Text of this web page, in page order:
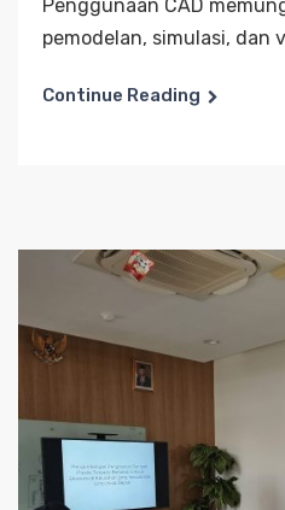
Penggunaan CAD
pemodelan, simulasi, dan
Continue Reading